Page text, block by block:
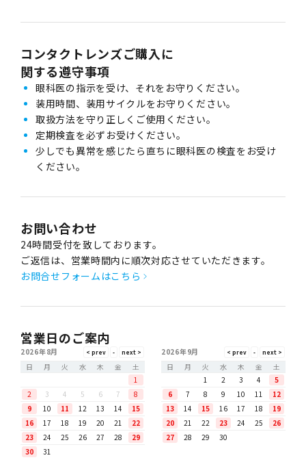
コンタクトレンズご購入に
関する遵守事項
眼科医の指示を受け、それをお守りください。
装用時間、装用サイクルをお守りください。
取扱方法を守り正しくご使用ください。
定期検査を必ずお受けください。
少しでも異常を感じたら直ちに眼科医の検査をお受け
ください。
お問い合わせ
24時間受付を致しております。
ご返信は、営業時間内に順次対応させていただきます。
お問合せフォームはこちら
営業日のご案内
2026年8月
日
月 火 水 木 金
土
1
2
3 4 5 6 7
8
9
10 11 12 13 14
15
16
17 18 19 20 21
22
23
24 25 26 27 28
29
30
31
2026年9月
日
月 火 水 木 金
土
1
2 3 4
5
6
7 8 9 10 11
12
13
14 15 16 17 18
19
20
21 22 23 24 25
26
27
28 29 30